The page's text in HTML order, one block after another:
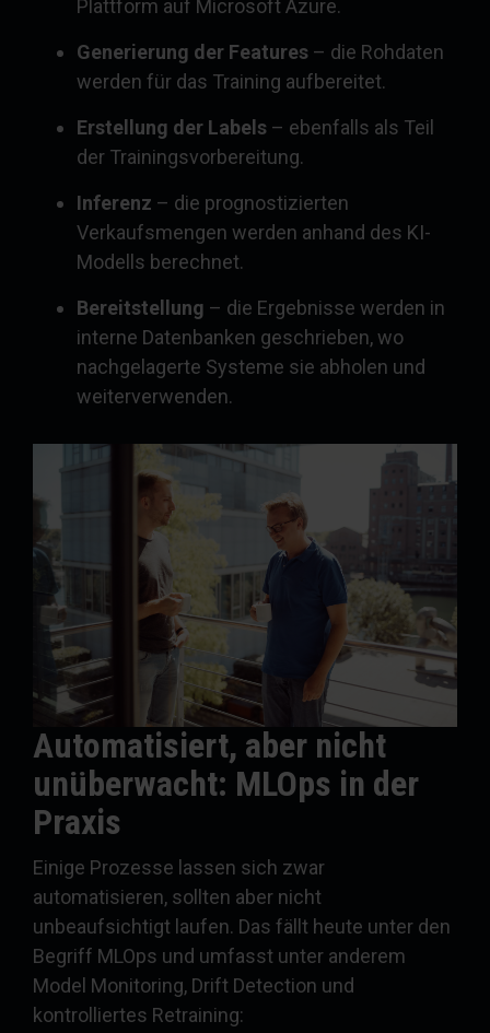
Plattform auf Microsoft Azure.
Generierung der Features – die Rohdaten
werden für das Training aufbereitet.
Erstellung der Labels – ebenfalls als Teil
der Trainingsvorbereitung.
Inferenz – die prognostizierten
Verkaufsmengen werden anhand des KI-
Modells berechnet.
Bereitstellung – die Ergebnisse werden in
interne Datenbanken geschrieben, wo
nachgelagerte Systeme sie abholen und
weiterverwenden.
Automatisiert, aber nicht
unüberwacht: MLOps in der
Praxis
Einige Prozesse lassen sich zwar
automatisieren, sollten aber nicht
unbeaufsichtigt laufen. Das fällt heute unter den
Begriff MLOps und umfasst unter anderem
Model Monitoring, Drift Detection und
kontrolliertes Retraining: